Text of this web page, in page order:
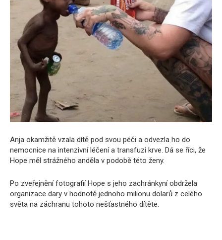
Anja okamžitě vzala dítě pod svou péči a odvezla ho do
nemocnice na intenzivní léčení a transfuzi krve. Dá se říci, že
Hope měl strážného anděla v podobě této ženy.
Po zveřejnění fotografií Hope s jeho zachránkyní obdržela
organizace dary v hodnotě jednoho milionu dolarů z celého
světa na záchranu tohoto nešťastného dítěte.